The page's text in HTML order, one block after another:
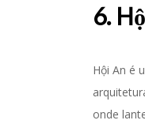
6.
Hội An é
onde